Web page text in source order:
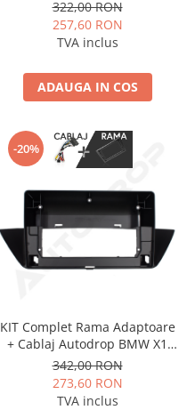
Navigatie Multimedia Android
9 inch
322,00 RON
257,60 RON
TVA inclus
ADAUGA IN COS
-20%
KIT Complet Rama Adaptoare
+ Cablaj Autodrop BMW X1
E84 (2010-2015) pentru
Navigatie Multimedia Android
10.1 inch
342,00 RON
273,60 RON
TVA inclus